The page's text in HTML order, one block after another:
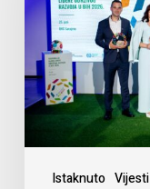
Istaknuto Vijesti